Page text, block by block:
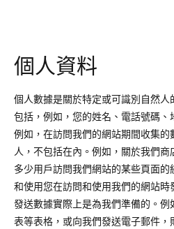
個人資料
個人數據是關於特定或可識別自然
包括，例如，您的姓名、電話號碼、
例如，在訪問我們的網站期間收集
人，不包括在內。例如，關於我們
多少用戶訪問我們網站的某些頁面
和使用您在訪問和使用我們的網站
發送數據實際上是為我們準備的。
表等表格，或向我們發送電子郵件